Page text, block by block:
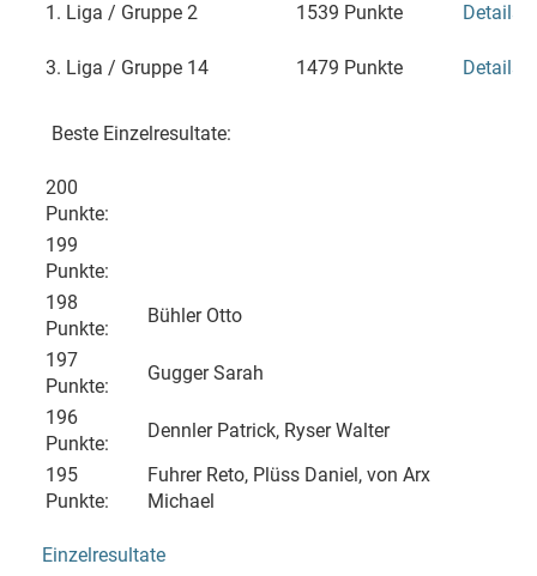
1. Liga / Gruppe 2 1539 Punkte Details
3. Liga / Gruppe 14 1479 Punkte Details
Beste Einzelresultate:
200
Punkte:
199
Punkte:
198
Punkte:
Bühler Otto
197
Punkte:
Gugger Sarah
196
Punkte:
Dennler Patrick, Ryser Walter
195
Punkte:
Fuhrer Reto, Plüss Daniel, von Arx
Michael
Einzelresultate